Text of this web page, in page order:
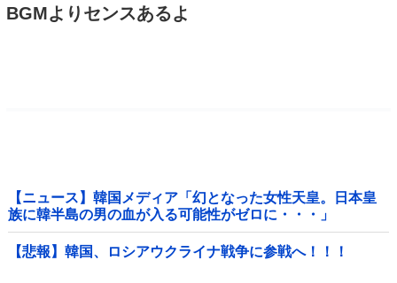
BGMよりセンスあるよ
【ニュース】韓国メディア「幻となった女性天皇。日本皇
族に韓半島の男の血が入る可能性がゼロに・・・」
【悲報】韓国、ロシアウクライナ戦争に参戦へ！！！